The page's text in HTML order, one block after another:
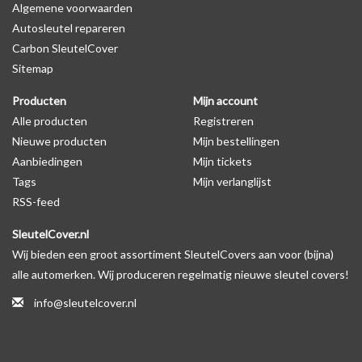
Levering
Voor 16:00 besteld = Dezelfde dag verzonden
Verzending naar België: 1/3 werkdagen
Specificaties
Merk: SleutelCover
Geschikt voor: Citroën
Gewicht: 20g
Materiaal: Siliconen
Geschikt voor o.a. de volgende modellen:
* Afhankelijk van het bouwjaar
voorbeeld in de productfoto's
Algemene voorwaarden
Autosleutel repareren
Carbon SleutelCover
Sitemap
Producten
Alle producten
Nieuwe producten
Aanbiedingen
Tags
RSS-feed
Mijn account
Registreren
Mijn bestellingen
Mijn tickets
Mijn verlanglijst
SleutelCover.nl
Wij bieden een groot assortiment SleutelCovers aan voor (bijna)
alle automerken. Wij produceren regelmatig nieuwe sleutel covers!
info@sleutelcover.nl